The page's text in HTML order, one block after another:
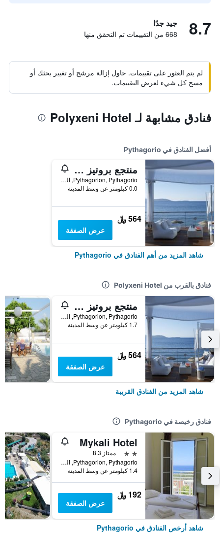
8.7 جيد جدًا
668 من التقييمات تم التحقق منها
لم يتم العثور على تقييمات. حاول إزالة مرشح أو تغيير بحثك أو
مسح كل شيء لعرض التقييمات.
فنادق مشابهة لـ Polyxeni Hotel
أفضل الفنادق في Pythagorio
منتجع بروتيز بلو - للبالغين فقط
Pythagorion, Pythagorio, اليونان
0.0 كيلومتر عن وسط المدينة
564 ﷼
عرض الصفقة
شاهد المزيد من أهم الفنادق في Pythagorio
فنادق بالقرب من Polyxeni Hotel
منتجع بروتيز بلو - للبالغين فقط
Pythagorion, Pythagorio, اليونان
1.7 كيلومتر عن وسط المدينة
564 ﷼
عرض الصفقة
شاهد المزيد من الفنادق القريبة
فنادق رخيصة في Pythagorio
Mykali Hotel
2 نجمتين
ممتاز 8.3
Pythagorion, Pythagorio, اليونان
1.4 كيلومتر عن وسط المدينة
192 ﷼
عرض الصفقة
شاهد أرخص الفنادق في Pythagorio